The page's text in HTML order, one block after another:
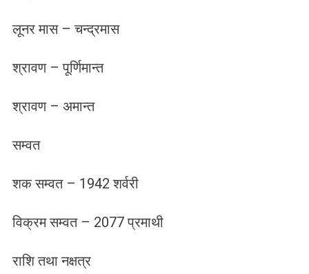
लूनर मास – चन्द्रमास
श्रावण – पूर्णिमान्त
श्रावण – अमान्त
सम्वत
शक सम्वत – 1942 शर्वरी
विक्रम सम्वत – 2077 प्रमाथी
राशि तथा नक्षत्र